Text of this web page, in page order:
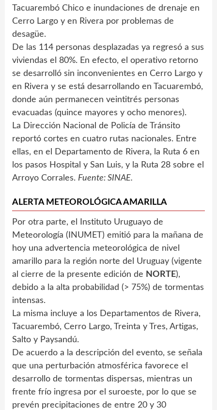
Tacuarembó Chico e inundaciones de drenaje en
Cerro Largo y en Rivera por problemas de
desagüe.
De las 114 personas desplazadas ya regresó a sus
viviendas el 80%. En efecto, el operativo retorno
se desarrolló sin inconvenientes en Cerro Largo y
en Rivera y se está desarrollando en Tacuarembó,
donde aún permanecen veintitrés personas
evacuadas (quince mayores y ocho menores).
La Dirección Nacional de Policía de Tránsito
reportó cortes en cuatro rutas nacionales. Entre
ellas, en el Departamento de Rivera, la Ruta 6 en
los pasos Hospital y San Luis, y la Ruta 28 sobre el
Arroyo Corrales. Fuente: SINAE.
ALERTA METEOROLÓGICA AMARILLA
Por otra parte, el Instituto Uruguayo de
Meteorología (INUMET) emitió para la mañana de
hoy una advertencia meteorológica de nivel
amarillo para la región norte del Uruguay (vigente
al cierre de la presente edición de NORTE),
debido a la alta probabilidad (> 75%) de tormentas
intensas.
La misma incluye a los Departamentos de Rivera,
Tacuarembó, Cerro Largo, Treinta y Tres, Artigas,
Salto y Paysandú.
De acuerdo a la descripción del evento, se señala
que una perturbación atmosférica favorece el
desarrollo de tormentas dispersas, mientras un
frente frío ingresa por el suroeste, por lo que se
prevén precipitaciones de entre 20 y 30